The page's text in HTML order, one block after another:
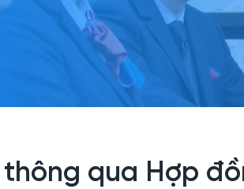
thông qua Hợp